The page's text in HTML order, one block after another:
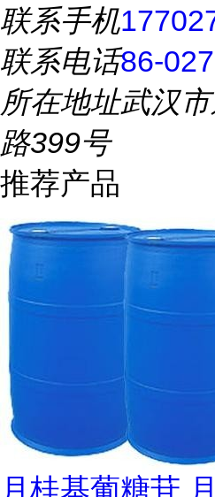
联系手机
联系电话86-
所在地址武汉
路399号
推荐产品
月桂基葡糖苷